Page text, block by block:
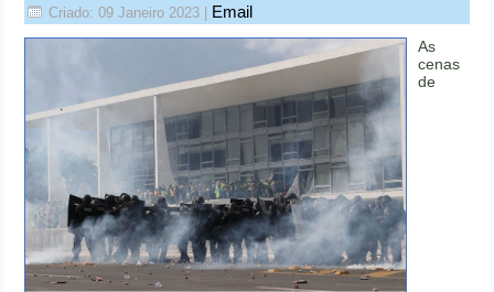
Criado: 09 Janeiro 2023 | Email
As
cenas
de